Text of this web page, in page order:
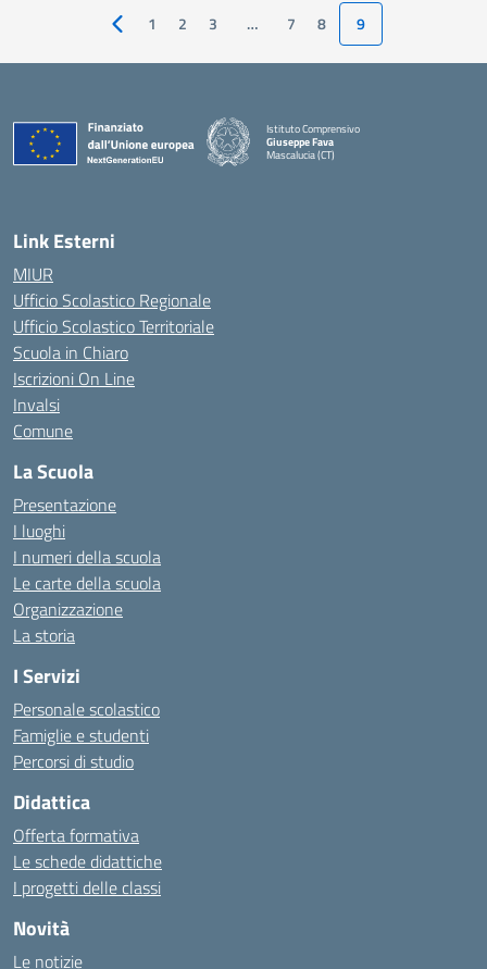
Pagina precedente
1 2 3 … 7 8 9
Istituto Comprensivo
Giuseppe Fava
Mascalucia (CT)
Link Esterni
MIUR
Ufficio Scolastico Regionale
Ufficio Scolastico Territoriale
Scuola in Chiaro
Iscrizioni On Line
Invalsi
Comune
La Scuola
Presentazione
I luoghi
I numeri della scuola
Le carte della scuola
Organizzazione
La storia
I Servizi
Personale scolastico
Famiglie e studenti
Percorsi di studio
Didattica
Offerta formativa
Le schede didattiche
I progetti delle classi
Novità
Le notizie